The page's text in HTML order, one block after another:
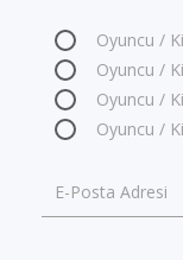
Oyuncu /
Oyuncu /
Oyuncu /
Oyuncu /
E-Posta Adresi